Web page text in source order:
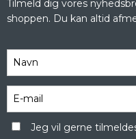
Tilmeld dig vores
shoppen. Du kan altid
Jeg vil gerne